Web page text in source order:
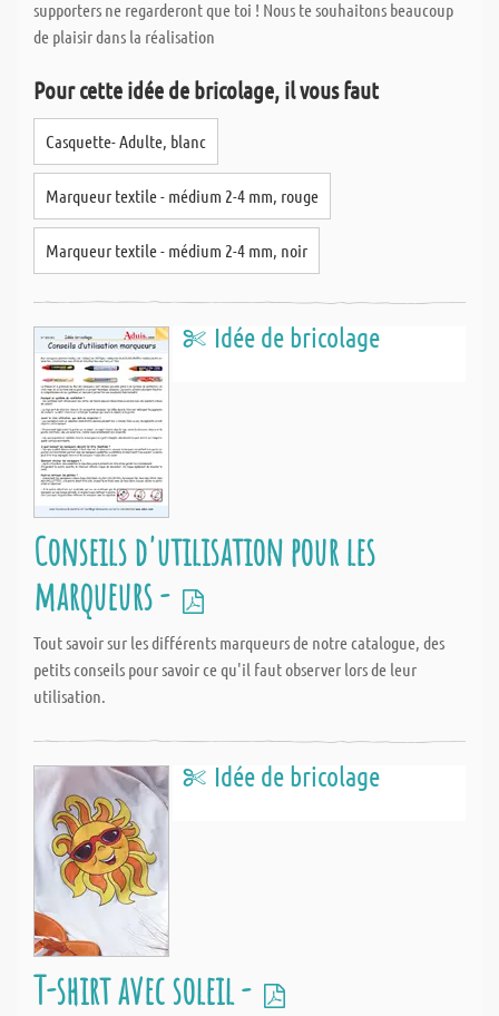
supporters ne regarderont que toi ! Nous te souhaitons beaucoup
de plaisir dans la réalisation
Pour cette idée de bricolage, il vous faut
Casquette- Adulte, blanc
Marqueur textile - médium 2-4 mm, rouge
Marqueur textile - médium 2-4 mm, noir
Idée de bricolage
Conseils d'utilisation pour les
marqueurs -
Tout savoir sur les différents marqueurs de notre catalogue, des
petits conseils pour savoir ce qu'il faut observer lors de leur
utilisation.
Idée de bricolage
T-shirt avec soleil -